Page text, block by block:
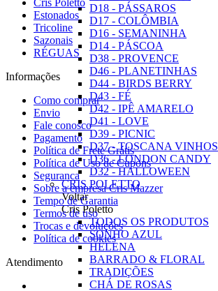
D18 - PÁSSAROS
D17 - COLÔMBIA
D16 - SEMANINHA
D14 - PÁSCOA
D38 - PROVENCE
D46 - PLANETINHAS
D44 - BIRDS BERRY
D43 - FÉ
D42 - IPÊ AMARELO
D41 - LOVE
D39 - PICNIC
D37 - TOSCANA VINHOS
D36 - LONDON CANDY
D32 - HALLOWEEN
CRIS POLETTO
Voltar
Cris Poletto
TODOS OS PRODUTOS
SONHO AZUL
HELENA
BARRADO & FLORAL
TRADIÇÕES
CHÁ DE ROSAS
Estonados
Tricoline
Sazonais
RÉGUAS
Informações
Como comprar
Envio
Fale conosco
Pagamento
Política de Frete Grátis
Política de Uso de Cupons
Seguranca
Sobre a empresa Cris Mazzer
Tempo de Garantia
Termos de uso
Trocas e devoluções
Política de cookies
Atendimento